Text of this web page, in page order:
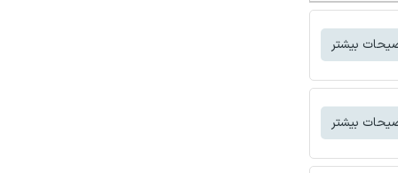
بیشتر
بیشتر